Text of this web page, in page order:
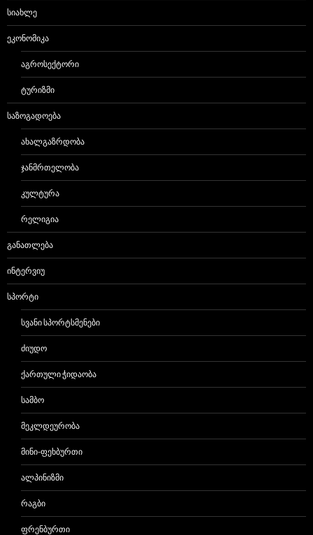
ᲡᲘᲐᲮᲚᲔ
ᲔᲙᲝᲜᲝᲛᲘᲙᲐ
ᲐᲒᲠᲝᲡᲔᲥᲢᲝᲠᲘ
ᲢᲣᲠᲘᲖᲛᲘ
ᲡᲐᲖᲝᲒᲐᲓᲝᲔᲑᲐ
ᲐᲮᲐᲚᲒᲐᲖᲠᲓᲝᲑᲐ
ᲯᲐᲜᲛᲠᲗᲔᲚᲝᲑᲐ
ᲙᲣᲚᲢᲣᲠᲐ
ᲠᲔᲚᲘᲒᲘᲐ
ᲒᲐᲜᲐᲗᲚᲔᲑᲐ
ᲘᲜᲢᲔᲠᲕᲘᲣ
ᲡᲞᲝᲠᲢᲘ
ᲡᲕᲐᲜᲘ ᲡᲞᲝᲠᲢᲡᲛᲔᲜᲔᲑᲘ
ᲫᲘᲣᲓᲝ
ᲥᲐᲠᲗᲣᲚᲘ ᲭᲘᲓᲐᲝᲑᲐ
ᲡᲐᲛᲑᲝ
ᲛᲔᲙᲚᲓᲔᲣᲠᲝᲑᲐ
ᲛᲘᲜᲘ-ᲤᲔᲮᲑᲣᲠᲗᲘ
ᲐᲚᲞᲘᲜᲘᲖᲛᲘ
ᲠᲐᲒᲑᲘ
ᲤᲠᲔᲜᲑᲣᲠᲗᲘ